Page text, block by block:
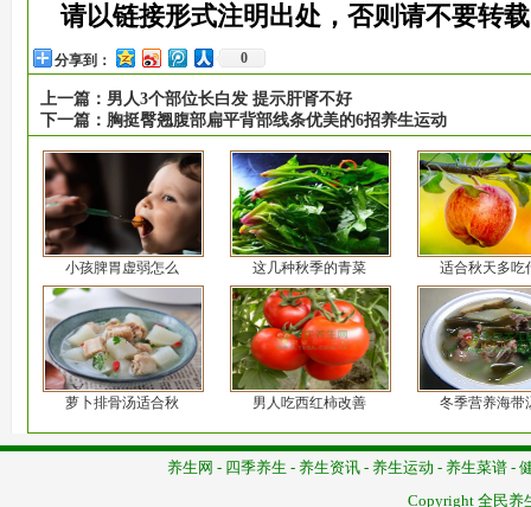
请以链接形式注明出处，否则请不要转
分享到： 0
上一篇： 男人3个部位长白发 提示肝肾不好
下一篇： 胸挺臀翘腹部扁平背部线条优美的6招养生运动
小孩脾胃虚弱怎么 这几种秋季的青菜 适合秋天多吃
萝卜排骨汤适合秋 男人吃西红柿改善 冬季营养海带
养生网 - 四季养生 - 养生资讯 - 养生运动 - 养生菜谱 -
Copyright 全民养